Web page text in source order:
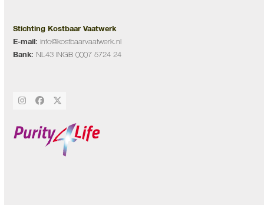
Stichting Kostbaar Vaatwerk
E-mail: info@kostbaarvaatwerk.nl
Bank: NL43 INGB 0007 5724 24
Instagram
Facebook
Twitter